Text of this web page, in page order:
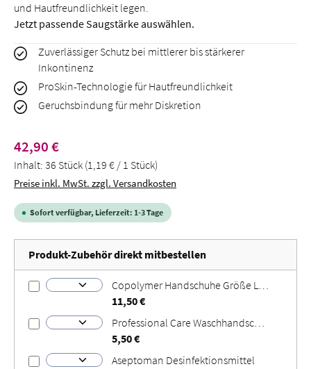
und Hautfreundlichkeit legen.
Jetzt passende Saugstärke auswählen.
Zuverlässiger Schutz bei mittlerer bis stärkerer
Inkontinenz
ProSkin-Technologie für Hautfreundlichkeit
Geruchsbindung für mehr Diskretion
Regulärer Preis:
42,90 €
Inhalt: 36 Stück (1,19 € / 1 Stück)
Preise inkl. MwSt. zzgl. Versandkosten
Sofort verfügbar, Lieferzeit: 1-3 Tage
Produkt-Zubehör direkt mitbestellen
Copolymer Handschuhe Größe L Größe: L
11,50 €
Professional Care Waschhandschuhe
5,50 €
Aseptoman Desinfektionsmittel